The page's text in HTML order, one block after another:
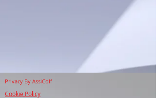
Privacy By AssiColf
Cookie Policy